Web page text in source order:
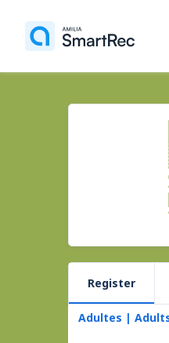
Register
Adultes |